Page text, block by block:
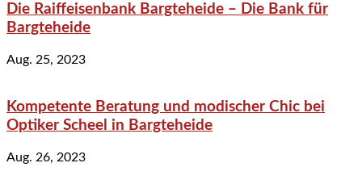
Die Raiffeisenbank Bargteheide – Die Bank für
Bargteheide
Aug. 25, 2023
Kompetente Beratung und modischer Chic bei
Optiker Scheel in Bargteheide
Aug. 26, 2023